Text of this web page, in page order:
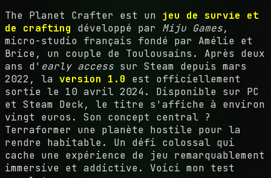
The Planet Crafter est un jeu de survie et
de crafting développé par Miju Games,
micro-studio français fondé par Amélie et
Brice, un couple de Toulousains. Après deux
ans d' early access sur Steam depuis mars
2022, la version 1.0 est officiellement
sortie le 10 avril 2024. Disponible sur PC
et Steam Deck, le titre s'affiche à environ
vingt euros. Son concept central ?
Terraformer une planète hostile pour la
rendre habitable. Un défi colossal qui
cache une expérience de jeu remarquablement
immersive et addictive. Voici mon test